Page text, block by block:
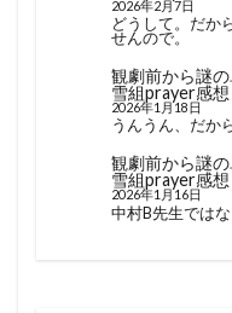
2026年2月7日
どうして。だか
せんので。
観劇前から謎
雪組prayer感想
2026年1月18日
うんうん、だか
観劇前から謎
雪組prayer感想
2026年1月16日
中村B先生では